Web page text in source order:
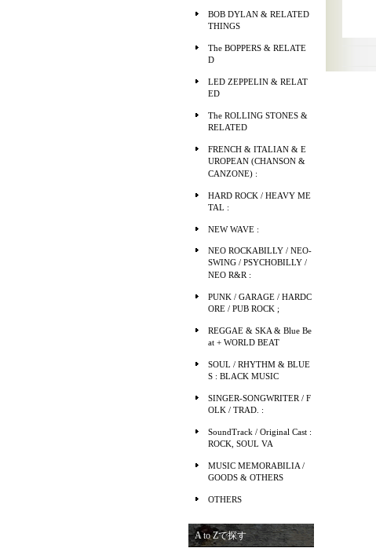
BOB DYLAN & RELATED
THINGS
The BOPPERS & RELATE
D
LED ZEPPELIN & RELAT
ED
The ROLLING STONES &
RELATED
FRENCH & ITALIAN & E
UROPEAN (CHANSON &
CANZONE) :
HARD ROCK / HEAVY ME
TAL :
NEW WAVE :
NEO ROCKABILLY / NEO-
SWING / PSYCHOBILLY /
NEO R&R :
PUNK / GARAGE / HARDC
ORE / PUB ROCK ;
REGGAE & SKA & Blue Be
at + WORLD BEAT
SOUL / RHYTHM & BLUE
S : BLACK MUSIC
SINGER-SONGWRITER / F
OLK / TRAD. :
SoundTrack / Original Cast :
ROCK, SOUL VA
MUSIC MEMORABILIA /
GOODS & OTHERS
OTHERS
A to Zで探す